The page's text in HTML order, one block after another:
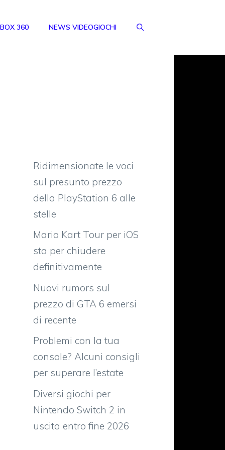
360 NEWS VIDEOGIOCHI
Ridimensionate le voci
sul presunto prezzo
della PlayStation 6 alle
stelle
Mario Kart Tour per iOS
sta per chiudere
definitivamente
Nuovi rumors sul
prezzo di GTA 6 emersi
di recente
Problemi con la tua
console? Alcuni consigli
per superare l’estate
Diversi giochi per
Nintendo Switch 2 in
uscita entro fine 2026